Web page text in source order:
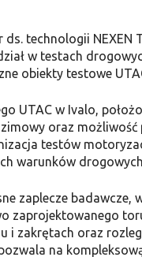
ds. technologii NEXEN
w testach
obiekty testowe
UTAC w Ivalo,
oraz
testów
warunków
zaplecze
zaprojektowanego
i zakrętach oraz
na